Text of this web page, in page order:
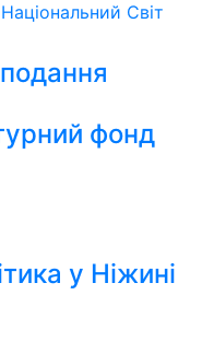
Національний Світ
фонд
у Ніжині